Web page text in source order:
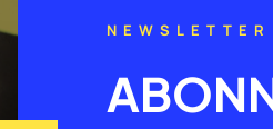
NEWSLETTER